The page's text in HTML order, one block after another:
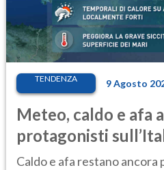
TENDENZA 9 Agosto
Meteo, caldo e afa
protagonisti
Caldo e afa restano